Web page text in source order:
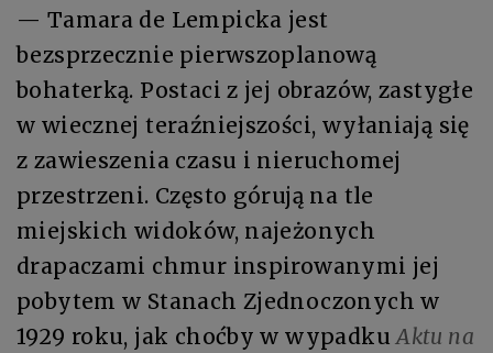
— Tamara de Lempicka jest
bezsprzecznie pierwszoplanową
bohaterką. Postaci z jej obrazów, zastygłe
w wiecznej teraźniejszości, wyłaniają się
z zawieszenia czasu i nieruchomej
przestrzeni. Często górują na tle
miejskich widoków, najeżonych
drapaczami chmur inspirowanymi jej
pobytem w Stanach Zjednoczonych w
1929 roku, jak choćby w wypadkuAktu na